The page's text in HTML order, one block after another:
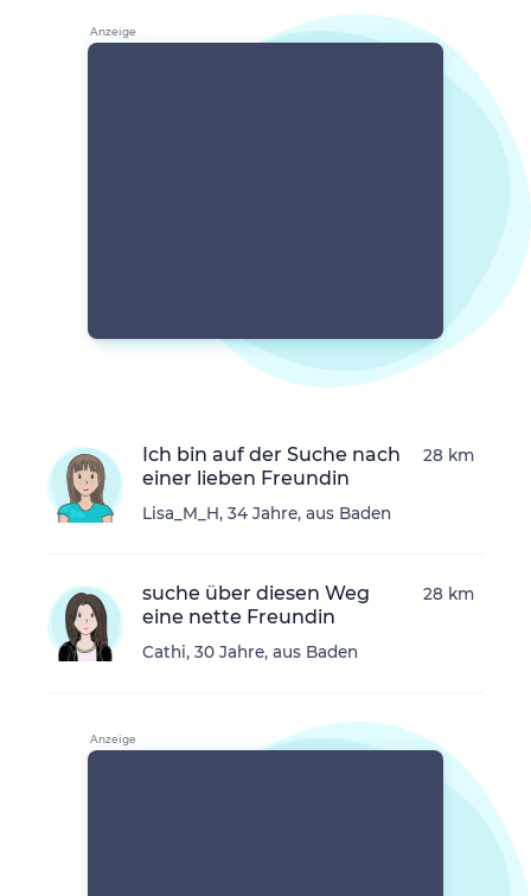
Ich bin auf der Suche nach
einer lieben Freundin
Lisa_M_H, 34 Jahre, aus Baden
28 km
suche über diesen Weg
eine nette Freundin
Cathi, 30 Jahre, aus Baden
28 km